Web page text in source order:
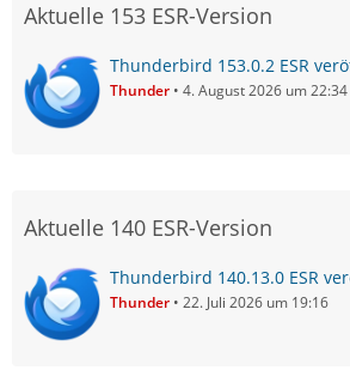
Aktuelle 153 ESR-Version
Thunderbird 153.0.2 ESR
Thunder 4. August 2026 um 22:34
Aktuelle 140 ESR-Version
Thunderbird 140.13.0 ESR
Thunder 22. Juli 2026 um 19:16